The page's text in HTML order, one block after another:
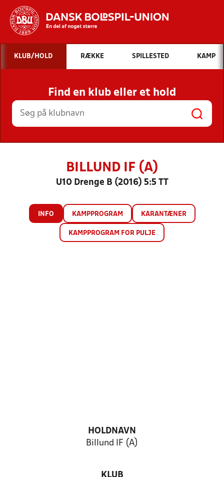
Hvad vil du søge efter?
INDHOLD OG NYHEDER
STILLINGER, RESULTATER, KLUBBER OG
HOLD
KLUB/HOLD RÆKKE SPILLESTED KAMP
Find en klub eller et hold
BILLUND IF (A)
U10 Drenge B (2016) 5:5 TT
INFO KAMPPROGRAM KARANTÆNER
KAMPPROGRAM FOR PULJE
HOLDNAVN
Billund IF (A)
KLUB